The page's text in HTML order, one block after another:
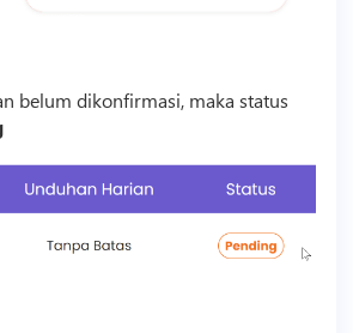
belum dikonfirmasi, maka status